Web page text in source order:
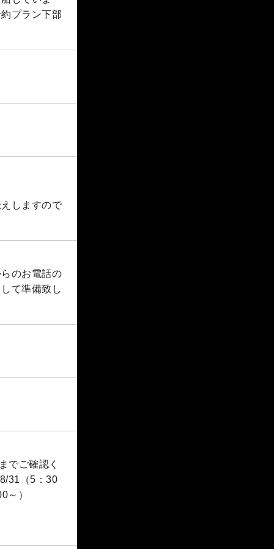
プラン下部
しますので
のお電話の
て準備致し
でご確認く
31（5：30
～）